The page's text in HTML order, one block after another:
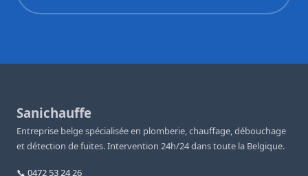
Sanichauffe
Entreprise belge spécialisée en plomberie, chauffage, débouchage
et détection de fuites. Intervention 24h/24 dans toute la Belgique.
📞 0472 53 24 26